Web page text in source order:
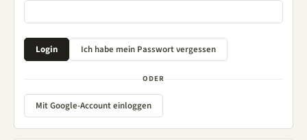
ODER
Mit Google-Account einloggen